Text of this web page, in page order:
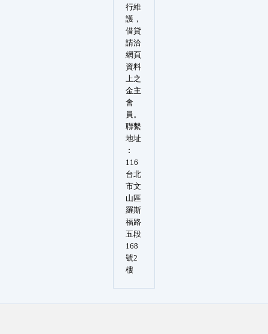
行維
護，
借貸
請洽
網頁
資料
上之
金主
會
員。
聯繫
地址
︰
116
台北
市文
山區
羅斯
福路
五段
168
號2
樓